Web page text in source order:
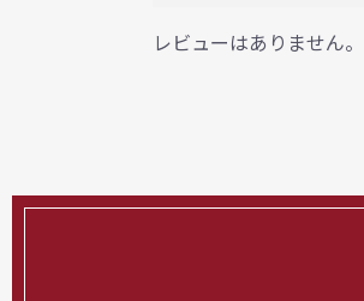
レビューはありません。